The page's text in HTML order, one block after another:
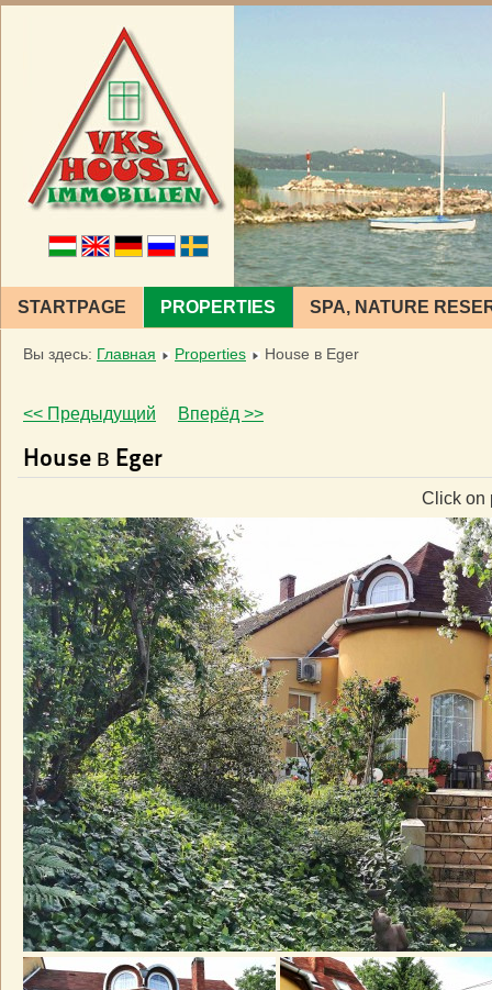
STARTPAGE PROPERTIES SPA, NATURE
Вы здесь: Главная Properties House в Eger
<< Предыдущий Вперёд >>
House в Eger
Click on